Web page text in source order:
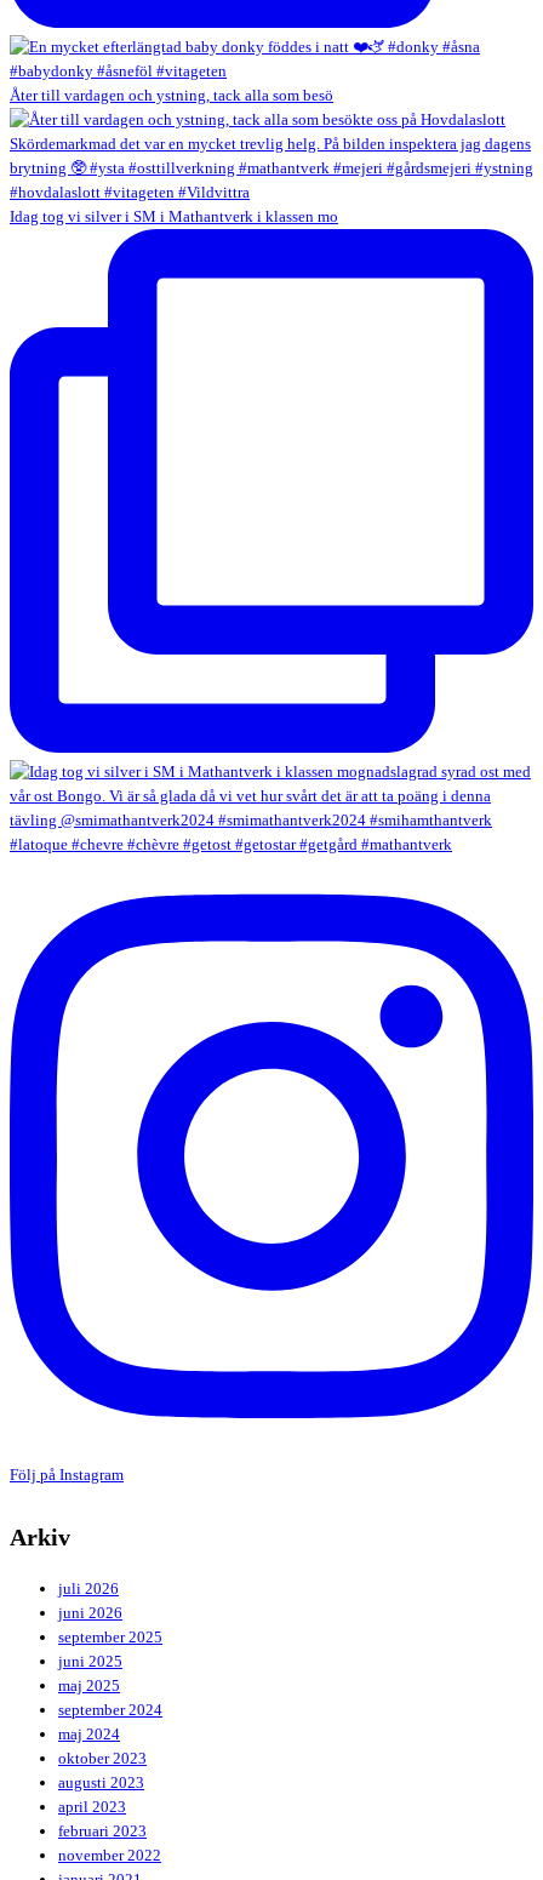
Åter till vardagen och ystning, tack alla som besö
Idag tog vi silver i SM i Mathantverk i klassen mo
Följ på Instagram
Arkiv
juli 2026
juni 2026
september 2025
juni 2025
maj 2025
september 2024
maj 2024
oktober 2023
augusti 2023
april 2023
februari 2023
november 2022